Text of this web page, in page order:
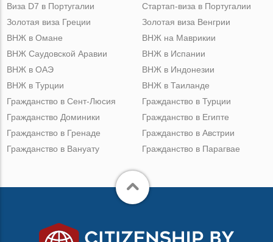
Виза D7 в Португалии
Золотая виза Греции
Стартап-виза в Португалии
Золотая виза Венгрии
ВНЖ в Омане
ВНЖ Саудовской Аравии
ВНЖ в ОАЭ
ВНЖ в Турции
ВНЖ на Маврикии
ВНЖ в Испании
ВНЖ в Индонезии
ВНЖ в Таиланде
Гражданство в Сент-Люсия
Гражданство Доминики
Гражданство в Гренаде
Гражданство в Вануату
Гражданство в Турции
Гражданство в Египте
Гражданство в Австрии
Гражданство в Парагвае